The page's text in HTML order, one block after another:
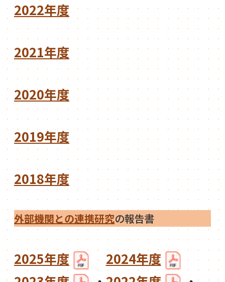
2022年度
2021年度
2020年度
2019年度
2018年度
外部機関との連携研究の報告書
2025年度
2024年度